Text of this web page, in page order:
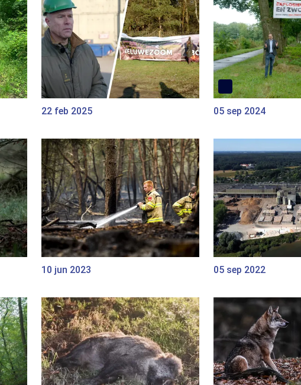
22 feb 2025 05 sep 2024
10 jun 2023 05 sep 2022